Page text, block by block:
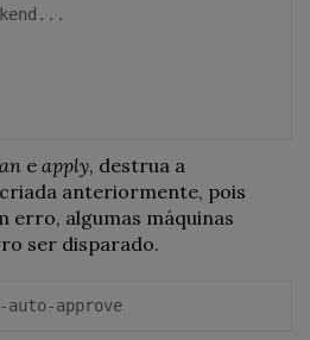
e apply, destrua a
anteriormente, pois
erro, algumas máquinas
ser disparado.